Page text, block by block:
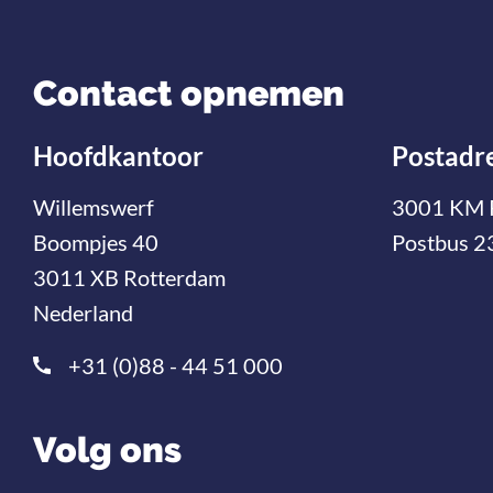
Contact opnemen
Hoofdkantoor
Willemswerf
Boompjes 40
3011 XB Rotterdam
Nederland
+31 (0)88 - 44 51 000
3001 KM
Postbus
Volg ons